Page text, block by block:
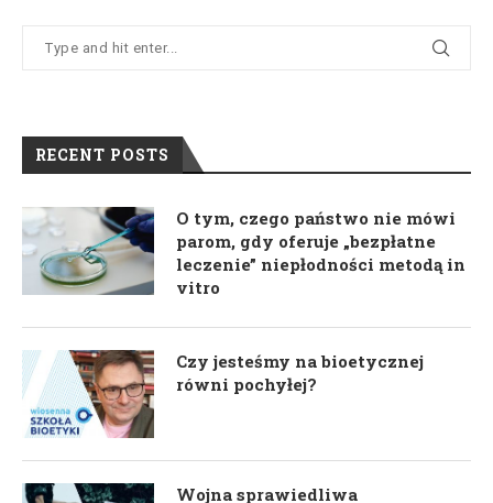
RECENT POSTS
O tym, czego państwo nie mówi
parom, gdy oferuje „bezpłatne
leczenie” niepłodności metodą in
vitro
Czy jesteśmy na bioetycznej
równi pochyłej?
Wojna sprawiedliwa